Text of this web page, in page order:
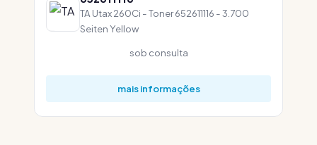
TA Utax 260Ci - Toner 652611116 - 3.700
Seiten Yellow
sob consulta
mais informações